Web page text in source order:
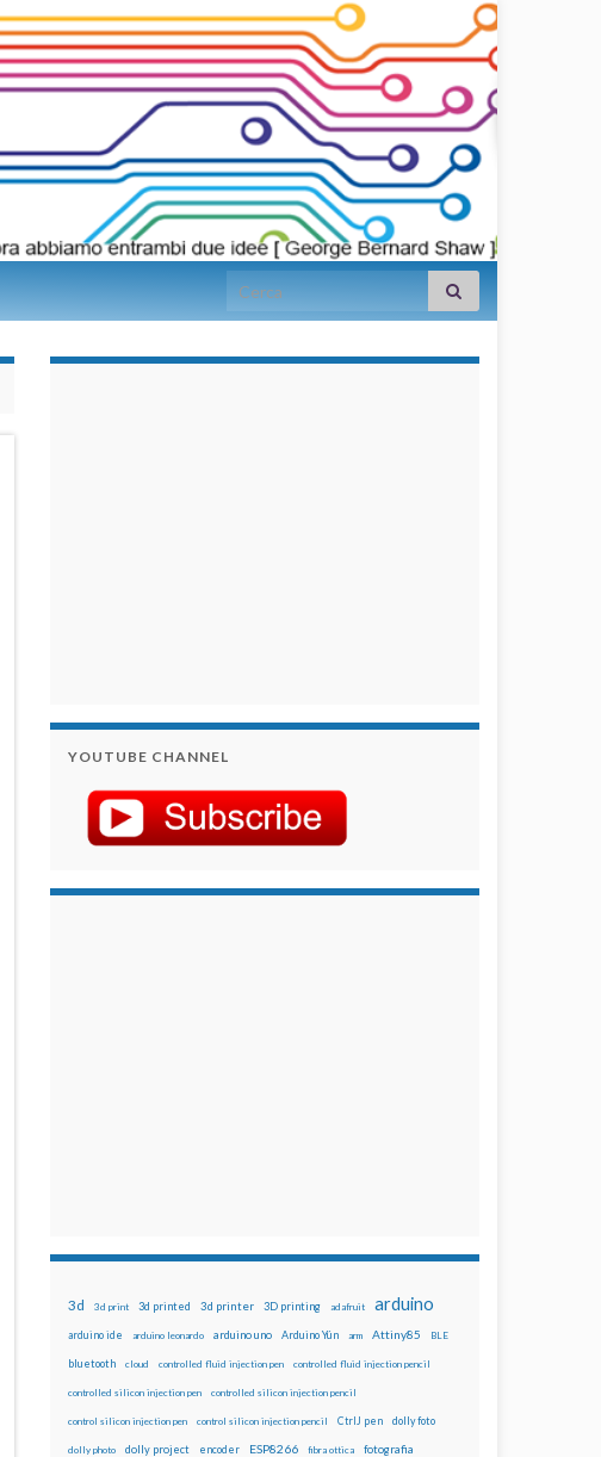
Search for:
YOUTUBE CHANNEL
3d 3d print 3d printed 3d printer 3D printing adafruit arduino
arduino ide arduino leonardo arduino uno Arduino Yún arm Attiny85 BLE
bluetooth cloud controlled fluid injection pen controlled fluid injection pencil
controlled silicon injection pen controlled silicon injection pencil
control silicon injection pen control silicon injection pencil CtrlJ pen dolly foto
dolly photo dolly project encoder ESP8266 fibra ottica fotografia